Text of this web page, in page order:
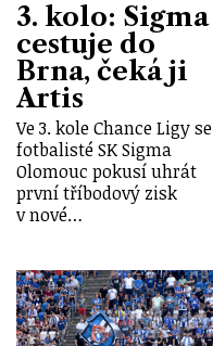
3. kolo: Sigma
cestuje do
Brna, čeká ji
Artis
Ve 3. kole Chance Ligy se
fotbalisté SK Sigma
Olomouc pokusí uhrát
první tříbodový zisk
v nové…